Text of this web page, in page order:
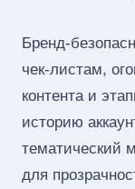
чек‑листам,
контента и
историю
тематический
для